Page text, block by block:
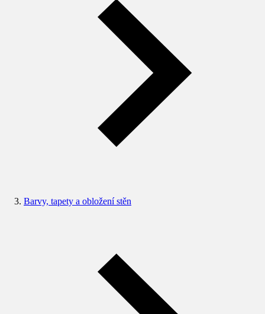
Barvy, tapety a obložení stěn